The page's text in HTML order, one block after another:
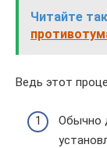
Читайте
Ведь этот
Обычно